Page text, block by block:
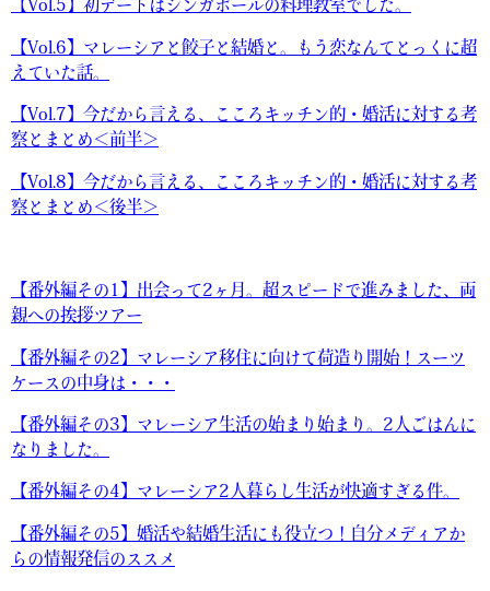
【Vol.5】初デートはシンガポールの料理教室でした。
【Vol.6】マレーシアと餃子と結婚と。もう恋なんてとっくに超
えていた話。
【Vol.7】今だから言える、こころキッチン的・婚活に対する考
察とまとめ＜前半＞
【Vol.8】今だから言える、こころキッチン的・婚活に対する考
察とまとめ＜後半＞
【番外編その1】出会って2ヶ月。超スピードで進みました、両
親への挨拶ツアー
【番外編その2】マレーシア移住に向けて荷造り開始！スーツ
ケースの中身は・・・
【番外編その3】マレーシア生活の始まり始まり。2人ごはんに
なりました。
【番外編その4】マレーシア2人暮らし生活が快適すぎる件。
【番外編その5】婚活や結婚生活にも役立つ！自分メディアか
らの情報発信のススメ